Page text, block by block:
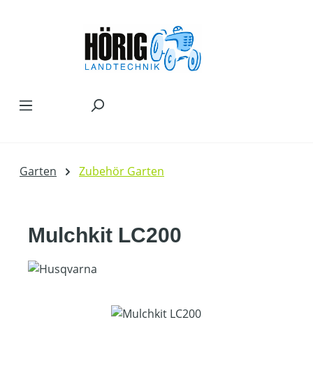
Garten Zubehör Garten
Mulchkit LC200
Bildergalerie überspringen